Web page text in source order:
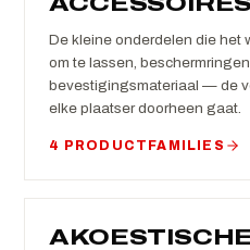
De kleine onderdelen die het
om te lassen,
bevestigingsmateriaal — de
elke plaatser doorheen gaat.
4 PRODUCTFAMILIES